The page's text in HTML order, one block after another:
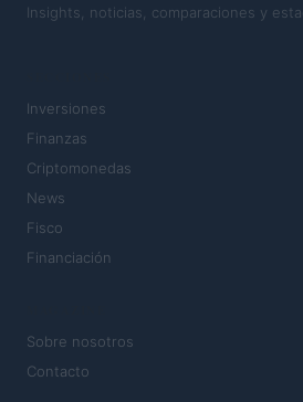
Insights, noticias, comparaciones y
Inversiones
Finanzas
Criptomonedas
News
Fisco
Financiación
Sobre nosotros
Contacto